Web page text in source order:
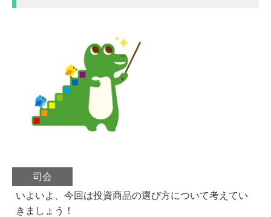
司会
いよいよ、今回は投資商品の選び方について考えてい
きましょう！